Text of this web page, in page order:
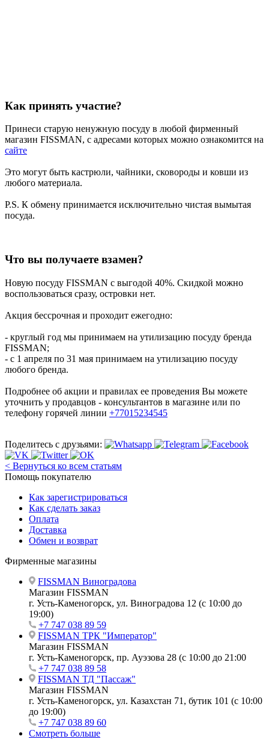
Как принять участие?
Принеси старую ненужную посуду в любой фирменный
магазин FISSMAN, с адресами которых можно ознакомится на
сайте
Это могут быть кастрюли, чайники, сковороды и ковши из
любого материала.
P.S. К обмену принимается исключительно чистая вымытая
посуда.
Что вы получаете взамен?
Новую посуду FISSMAN с выгодой 40%. Скидкой можно
воспользоваться сразу, островки нет.
Акция бессрочная и проходит ежегодно:
- круглый год мы принимаем на утилизацию посуду бренда
FISSMAN;
- с 1 апреля по 31 мая принимаем на утилизацию посуду
любого бренда.
Подробнее об акции и правилах ее проведения Вы можете
уточнить у продавцов - консультантов в магазине или по
телефону горячей линии +77015234545
Поделитесь с друзьями:
< Вернуться ко всем статьям
Помощь покупателю
Как зарегистрироваться
Как сделать заказ
Оплата
Доставка
Обмен и возврат
Фирменные магазины
FISSMAN Виноградова
Магазин FISSMAN
г. Усть-Каменогорск, ул. Виноградова 12 (с 10:00 до
19:00)
+7 747 038 89 59
FISSMAN ТРК "Император"
Магазин FISSMAN
г. Усть-Каменогорск, пр. Ауэзова 28 (с 10:00 до 21:00
+7 747 038 89 58
FISSMAN ТД "Пассаж"
Магазин FISSMAN
г. Усть-Каменогорск, ул. Казахстан 71, бутик 101 (с 10:00
до 19:00)
+7 747 038 89 60
Смотреть больше